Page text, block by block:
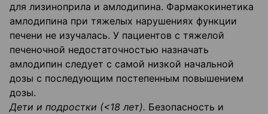
для лизиноприла и амлодипина. Фармакокинетика
амлодипина при тяжелых нарушениях функции
печени не изучалась. У пациентов с тяжелой
печеночной недостаточностью назначать
амлодипин следует с самой низкой начальной
дозы с последующим постепенным повышением
дозы.
Дети и подростки (<18 лет). Безопасность и